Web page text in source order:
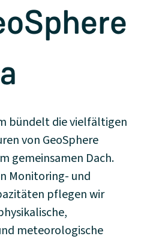
bündelt die vielfältigen
von GeoSphere
gemeinsamen Dach.
Monitoring- und
pflegen wir
meteorologische